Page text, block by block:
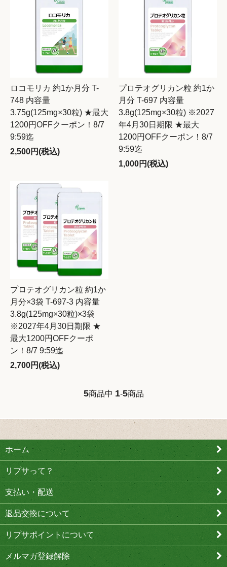
ロコモリカ 約1か月分 T-
748 内容量
3.75g(125mg×30粒) ★最大
1200円OFFクーポン！8/7
9:59迄
2,500円(税込)
プロテオグリカン粒 約1か
月分 T-697 内容量
3.8g(125mg×30粒) ※2027
年4月30日期限 ★最大
1200円OFFクーポン！8/7
9:59迄
1,000円(税込)
プロテオグリカン粒 約1か
月分×3袋 T-697-3 内容量
3.8g(125mg×30粒)×3袋
※2027年4月30日期限 ★
最大1200円OFFクーポ
ン！8/7 9:59迄
2,700円(税込)
5商品中 1-5商品
ホーム
リプサって？
支払い・配送
返品交換について
リプサポイントについて
メルマガ登録解除